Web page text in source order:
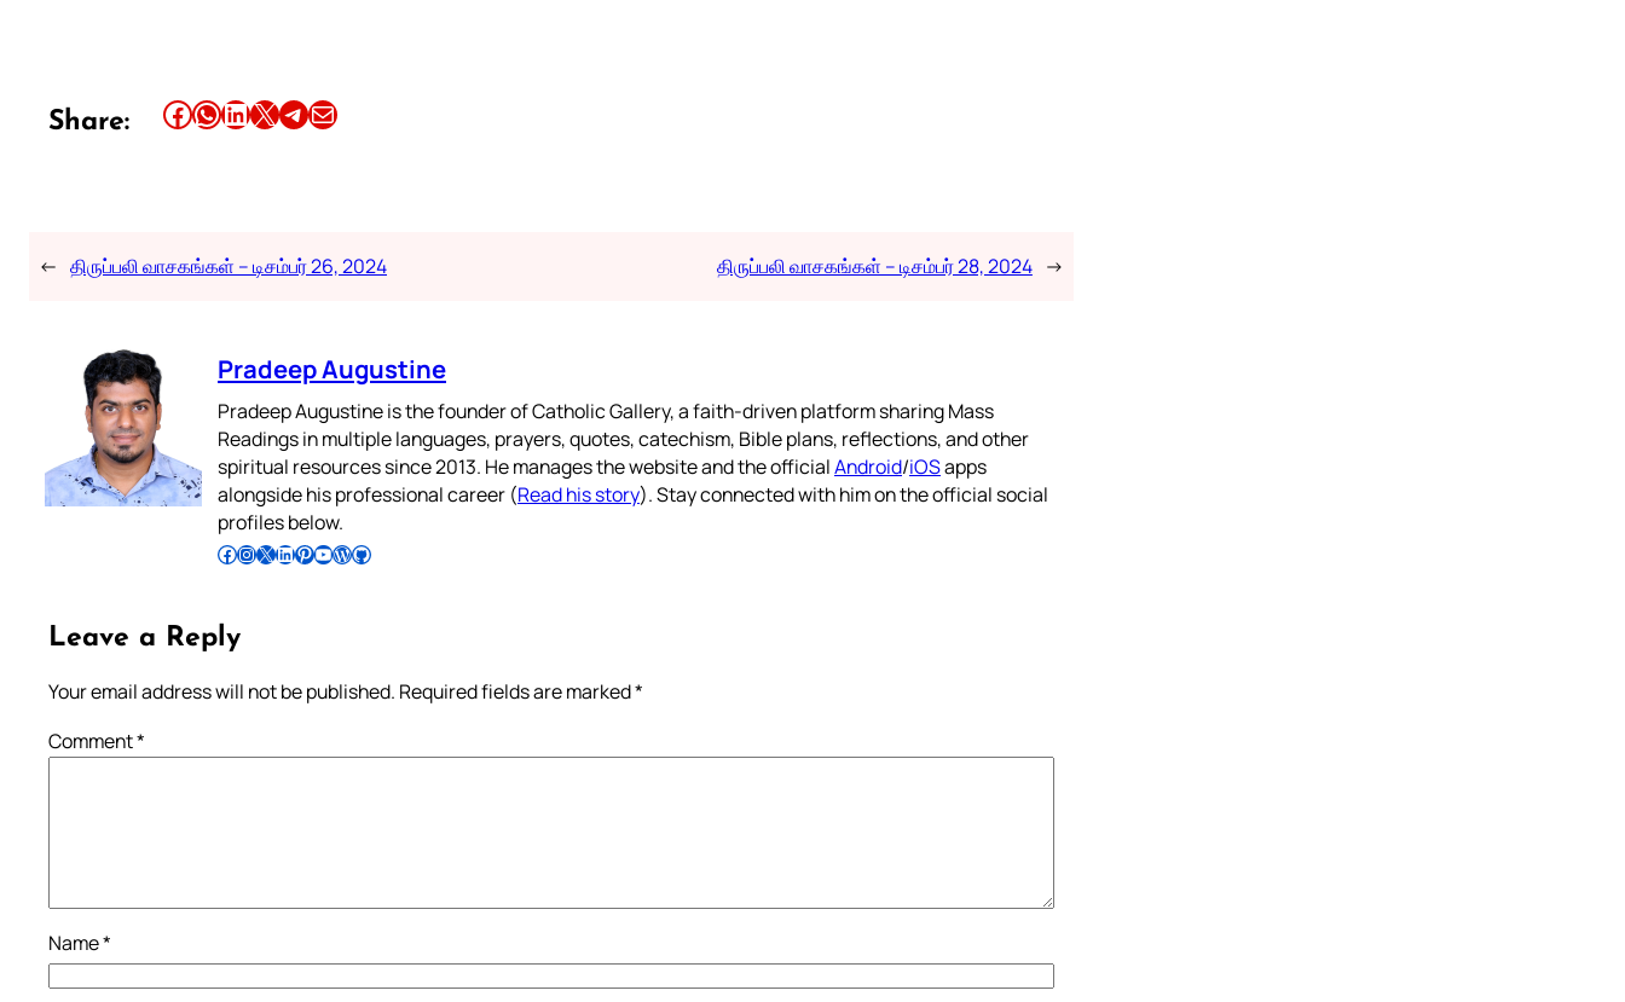
Share: Share this article on Facebook Share this article on WhatsApp Share this article on LinkedIn Share this article on X Share this article on TelegramEmail this Article
← திருப்பலி வாசகங்கள் – டிசம்பர் 26, 2024 திருப்பலி வாசகங்கள் – டிசம்பர் 28, 2024 →
Pradeep Augustine
Pradeep Augustine is the founder of Catholic Gallery, a faith-driven platform sharing Mass
Readings in multiple languages, prayers, quotes, catechism, Bible plans, reflections, and other
spiritual resources since 2013. He manages the website and the officialAndroid/iOSapps
alongside his professional career (Read his story). Stay connected with him on the official social
profiles below.
Follow Pradeep on Facebook Follow Pradeep on InstagramFollow Pradeep on X Follow Pradeep on LinkedIn Follow Pradeep on Pinterest Subscribe to Pradeep’s Youtube Channel Follow Pradeep on WordPress Follow Pradeep on GitHub
Leave a Reply
Your email address will not be published. Required fields are marked*
Comment*
Name*